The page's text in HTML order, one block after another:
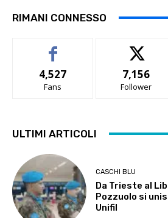
RIMANI CONNESSO
4,527
Fans
7,156
Follower
ULTIMI ARTICOLI
CASCHI BLU
Da Trieste al
Pozzuolo si
Unifil